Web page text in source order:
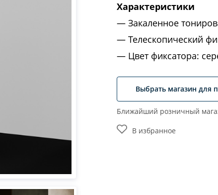
Характеристики
Закаленное
Телескопический
Цвет фиксатора:
Выбрать магазин для
Ближайший розничный
В избранное